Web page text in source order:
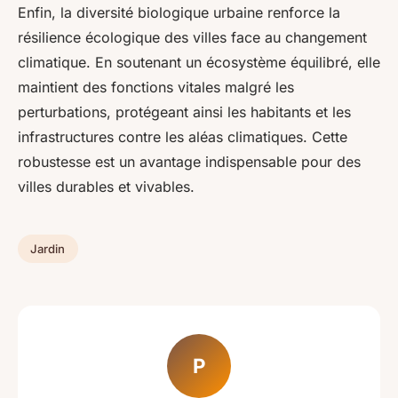
Enfin, la diversité biologique urbaine renforce la
résilience écologique des villes face au changement
climatique. En soutenant un écosystème équilibré, elle
maintient des fonctions vitales malgré les
perturbations, protégeant ainsi les habitants et les
infrastructures contre les aléas climatiques. Cette
robustesse est un avantage indispensable pour des
villes durables et vivables.
Jardin
P